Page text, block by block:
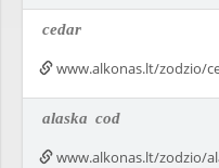
cedar
www.alkonas.lt/zodzio/
alaska cod
www.alkonas.lt/zodzio/